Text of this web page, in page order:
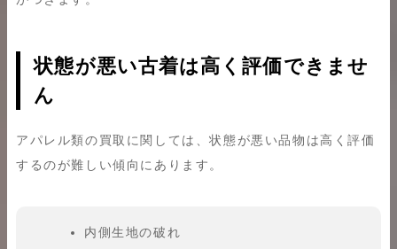
状態が悪い古着は高く評価できませ
ん
アパレル類の買取に関しては、状態が悪い品物は高く評価
するのが難しい傾向にあります。
内側生地の破れ